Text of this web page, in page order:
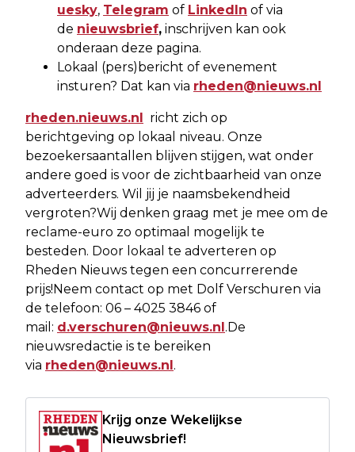
uesky, Telegram of LinkedIn of via
de nieuwsbrief, inschrijven kan ook
onderaan deze pagina.
Lokaal (pers)bericht of evenement
insturen? Dat kan via rheden@nieuws.nl
rheden.nieuws.nl richt zich op
berichtgeving op lokaal niveau. Onze
bezoekersaantallen blijven stijgen, wat onder
andere goed is voor de zichtbaarheid van onze
adverteerders. Wil jij je naamsbekendheid
vergroten?Wij denken graag met je mee om de
reclame-euro zo optimaal mogelijk te
besteden. Door lokaal te adverteren op
Rheden Nieuws tegen een concurrerende
prijs!Neem contact op met Dolf Verschuren via
de telefoon: 06 – 4025 3846 of
mail: d.verschuren@nieuws.nl.De
nieuwsredactie is te bereiken
via rheden@nieuws.nl.
Krijg onze Wekelijkse
Nieuwsbrief!